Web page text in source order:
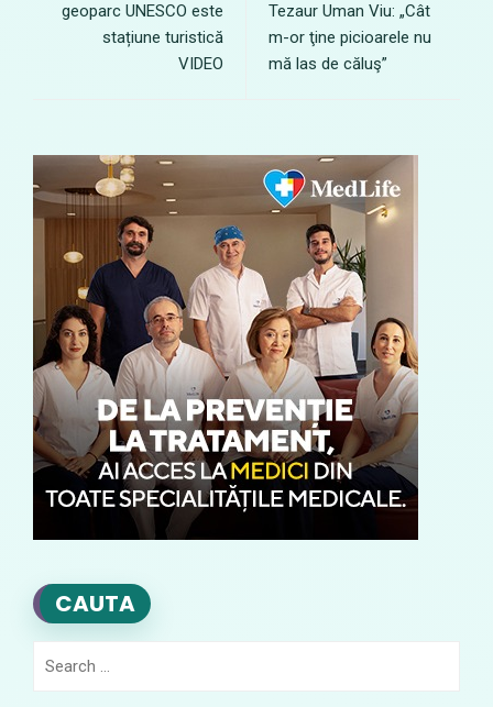
geoparc UNESCO este
stațiune turistică
VIDEO
Tezaur Uman Viu: „Cât
m-or ţine picioarele nu
mă las de căluş”
CAUTA